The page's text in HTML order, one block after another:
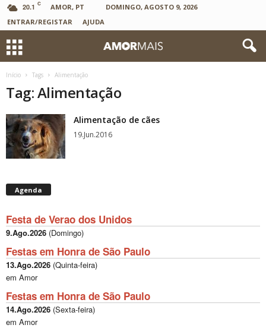
20.1 C AMOR, PT
DOMINGO, AGOSTO 9, 2026
ENTRAR/REGISTAR
AJUDA
Início Tags Alimentação
Tag: Alimentação
Alimentação de cães
19.Jun.2016
Agenda
Festa de Verao dos Unidos
9.Ago.2026 (Domingo)
Festas em Honra de São Paulo
13.Ago.2026 (Quinta-feira)
em Amor
Festas em Honra de São Paulo
14.Ago.2026 (Sexta-feira)
em Amor